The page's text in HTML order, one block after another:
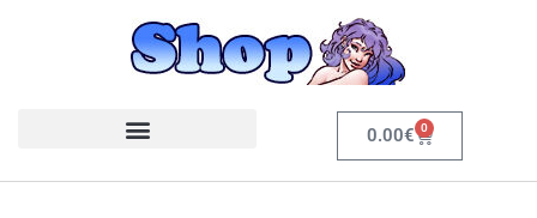
0.00€ 0